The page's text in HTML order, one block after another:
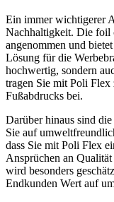
Ein immer wichtigerer
Nachhaltigkeit. Die foil
angenommen und
Lösung für die
hochwertig, sondern
tragen Sie mit Poli
Fußabdrucks bei.
Darüber hinaus sind
Sie auf
dass Sie mit Poli Flex
Ansprüchen an
wird besonders
Endkunden Wert auf